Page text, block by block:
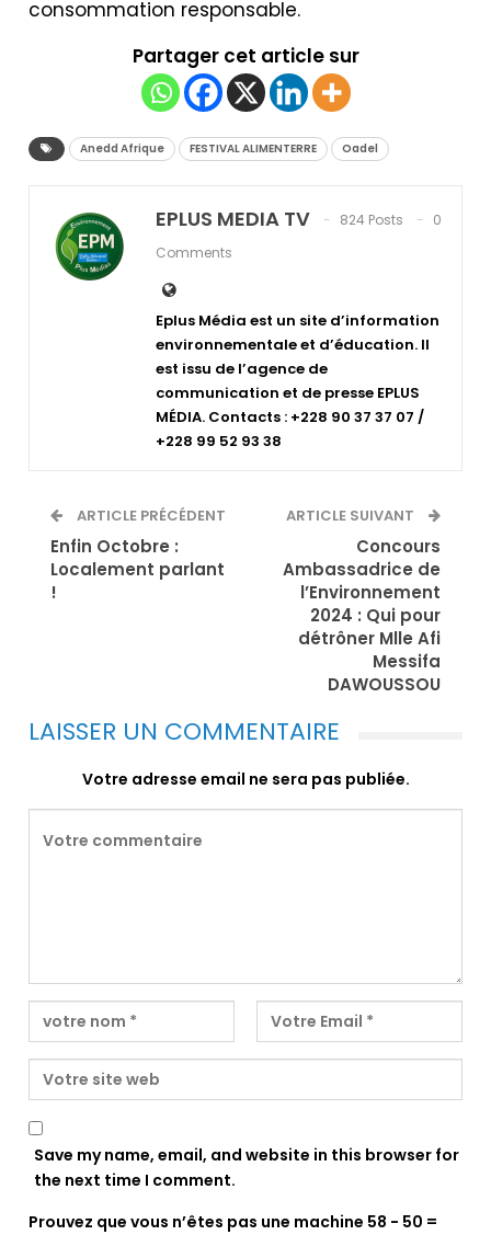
consommation responsable.
Partager cet article sur
Anedd Afrique FESTIVAL ALIMENTERRE Oadel
EPLUS MEDIA TV 824 Posts
0
Comments
Eplus Média est un site d’information
environnementale et d’éducation. Il
est issu de l’agence de
communication et de presse EPLUS
MÉDIA. Contacts : +228 90 37 37 07 /
+228 99 52 93 38
ARTICLE PRÉCÉDENT
Enfin Octobre :
Localement parlant
!
ARTICLE SUIVANT
Concours
Ambassadrice de
l’Environnement
2024 : Qui pour
détrôner Mlle Afi
Messifa
DAWOUSSOU
LAISSER UN COMMENTAIRE
Votre adresse email ne sera pas publiée.
Save my name, email, and website in this browser for
the next time I comment.
Prouvez que vous n’êtes pas une machine 58 − 50 =